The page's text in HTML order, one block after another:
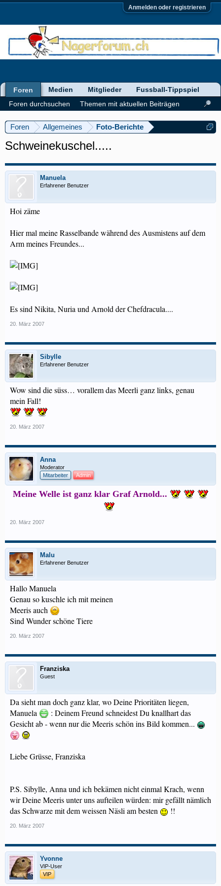
Anmelden oder registrieren
Foren Allgemeines Foto-Berichte
Schweinekuschel.....
Manuela
Erfahrener Benutzer
Hoi zäme
Hier mal meine Rasselbande während des Ausmistens auf dem
Arm meines Freundes...
Es sind Nikita, Nuria und Arnold der Chefdracula....
20. März 2007
Sibylle
Erfahrener Benutzer
Wow sind die süss… vorallem das Meerli ganz links, genau
mein Fall!
20. März 2007
Anna
Moderator
Mitarbeiter
Admin
Meine Welle ist ganz klar Graf Arnold...
20. März 2007
Malu
Erfahrener Benutzer
Hallo Manuela
Genau so kuschle ich mit meinen
Meeris auch
Sind Wunder schöne Tiere
20. März 2007
Franziska
Guest
Da sieht man doch ganz klar, wo Deine Prioritäten liegen,
Manuela
: Deinem Freund schneidest Du knallhart das
Gesicht ab - wenn nur die Meeris schön ins Bild kommen...
Liebe Grüsse, Franziska
P.S. Sibylle, Anna und ich bekämen nicht einmal Krach, wenn
wir Deine Meeris unter uns aufteilen würden: mir gefällt nämlich
das Schwarze mit dem weissen Näsli am besten
!!
20. März 2007
Yvonne
VIP-User
VIP
Foren
Foren durchsuchen
Themen mit aktuellen Beiträgen
Medien Mitglieder Fussball-Tippspiel